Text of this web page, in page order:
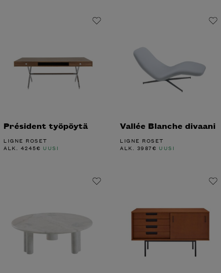
Président työpöytä
LIGNE ROSET
ALK. 4245€ UUSI
Vallée Blanche divaani
LIGNE ROSET
ALK. 3987€ UUSI